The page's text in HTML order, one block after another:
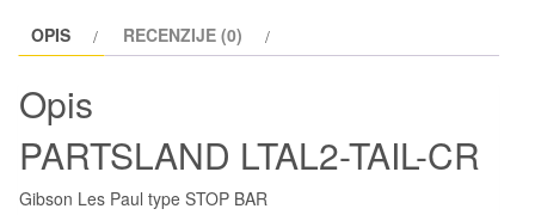
OPIS RECENZIJE (0)
Opis
PARTSLAND LTAL2-TAIL-CR
Gibson Les Paul type STOP BAR